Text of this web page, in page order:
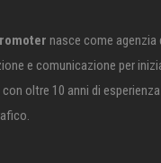
nasce come agenzia
e comunicazione per
con oltre 10 anni di